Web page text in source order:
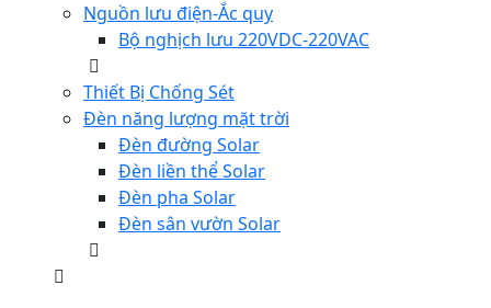
Nguồn lưu điện-Ắc quy
Bộ nghịch lưu 220VDC-220VAC
Thiết Bị Chống Sét
Đèn năng lượng mặt trời
Đèn đường Solar
Đèn liền thể Solar
Đèn pha Solar
Đèn sân vườn Solar